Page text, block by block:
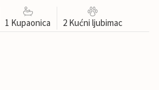
1 Kupaonica 2 Kućni ljubimac